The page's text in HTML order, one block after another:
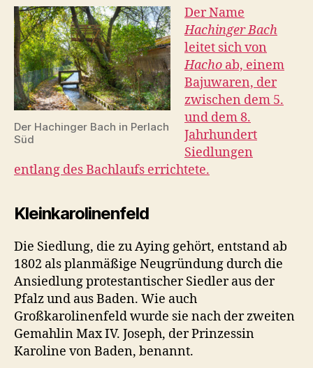
Der Hachinger Bach in Perlach
Süd
Der Name
Hachinger Bach
leitet sich von
Hacho ab, einem
Bajuwaren, der
zwischen dem 5.
und dem 8.
Jahrhundert
Siedlungen
entlang des Bachlaufs errichtete.
Kleinkarolinenfeld
Die Siedlung, die zu Aying gehört, entstand ab
1802 als planmäßige Neugründung durch die
Ansiedlung protestantischer Siedler aus der
Pfalz und aus Baden. Wie auch
Großkarolinenfeld wurde sie nach der zweiten
Gemahlin Max IV. Joseph, der Prinzessin
Karoline von Baden, benannt.